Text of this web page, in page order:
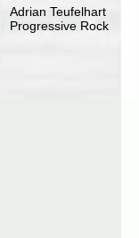
Adrian Teufelhart
Progressive Rock